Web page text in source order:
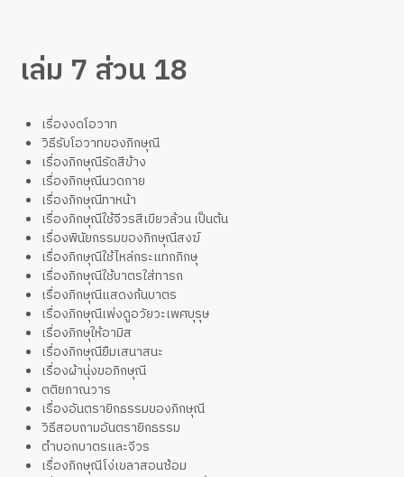
เล่ม 7 ส่วน 18
เรื่องงดโอวาท
วิธีรับโอวาทของภิกษุณี
เรื่องภิกษุณีรัดสีข้าง
เรื่องภิกษุณีนวดกาย
เรื่องภิกษุณีทาหน้า
เรื่องภิกษุณีใช้จีวรสีเขียวล้วน เป็นต้น
เรื่องพินัยกรรมของภิกษุณีสงฆ์
เรื่องภิกษุณีใช้ไหล่กระแทกภิกษุ
เรื่องภิกษุณีใช้บาตรใส่ทารก
เรื่องภิกษุณีแสดงก้นบาตร
เรื่องภิกษุณีเพ่งดูอวัยวะเพศบุรุษ
เรื่องภิกษุให้อามิส
เรื่องภิกษุณียืมเสนาสนะ
เรื่องผ้านุ่งขอภิกษุณี
ตติยภาณวาร
เรื่องอันตรายิกธรรมของภิกษุณี
วิธีสอบถามอันตรายิกธรรม
ตำบอกบาตรและจีวร
เรื่องภิกษุณีโง่เขลาสอนซ้อม